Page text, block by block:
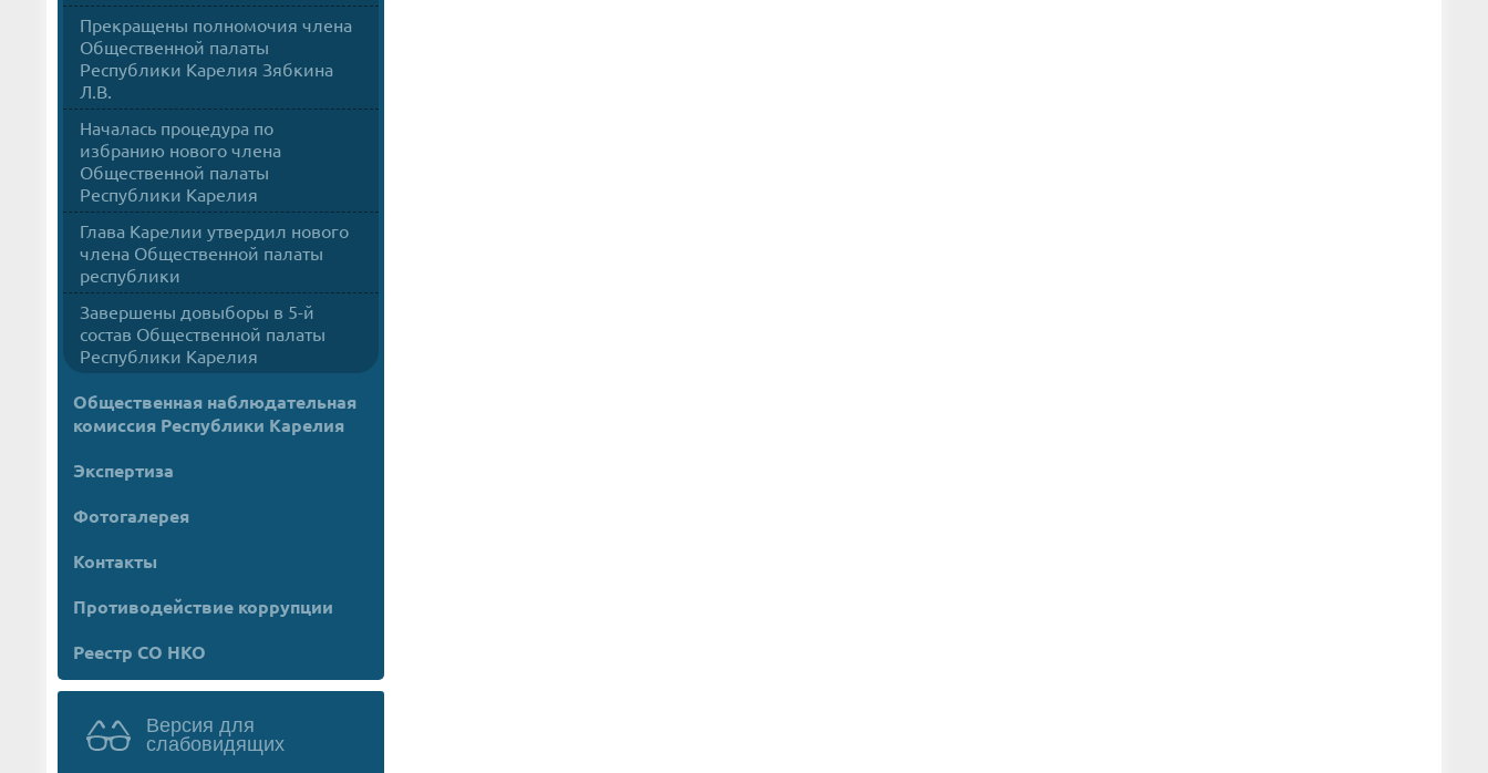
Прекращены полномочия члена
Общественной палаты
Республики Карелия Зябкина
Л.В.
Началась процедура по
избранию нового члена
Общественной палаты
Республики Карелия
Глава Карелии утвердил нового
члена Общественной палаты
республики
Завершены довыборы в 5-й
состав Общественной палаты
Республики Карелия
Общественная наблюдательная
комиссия Республики Карелия
Экспертиза
Фотогалерея
Контакты
Противодействие коррупции
Реестр СО НКО
Версия для
слабовидящих